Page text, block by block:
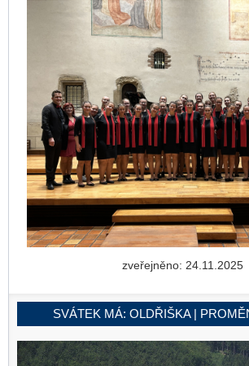
zveřejněno: 24.11.2025
SVÁTEK MÁ: OLDŘIŠKA |